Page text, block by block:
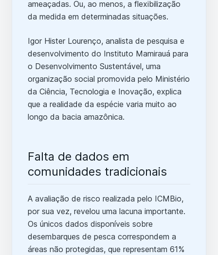
ameaçadas. Ou, ao menos, a flexibilização
da medida em determinadas situações.
Igor Hister Lourenço, analista de pesquisa e
desenvolvimento do Instituto Mamirauá para
o Desenvolvimento Sustentável, uma
organização social promovida pelo Ministério
da Ciência, Tecnologia e Inovação, explica
que a realidade da espécie varia muito ao
longo da bacia amazônica.
Falta de dados em
comunidades tradicionais
A avaliação de risco realizada pelo ICMBio,
por sua vez, revelou uma lacuna importante.
Os únicos dados disponíveis sobre
desembarques de pesca correspondem a
áreas não protegidas, que representam 61%